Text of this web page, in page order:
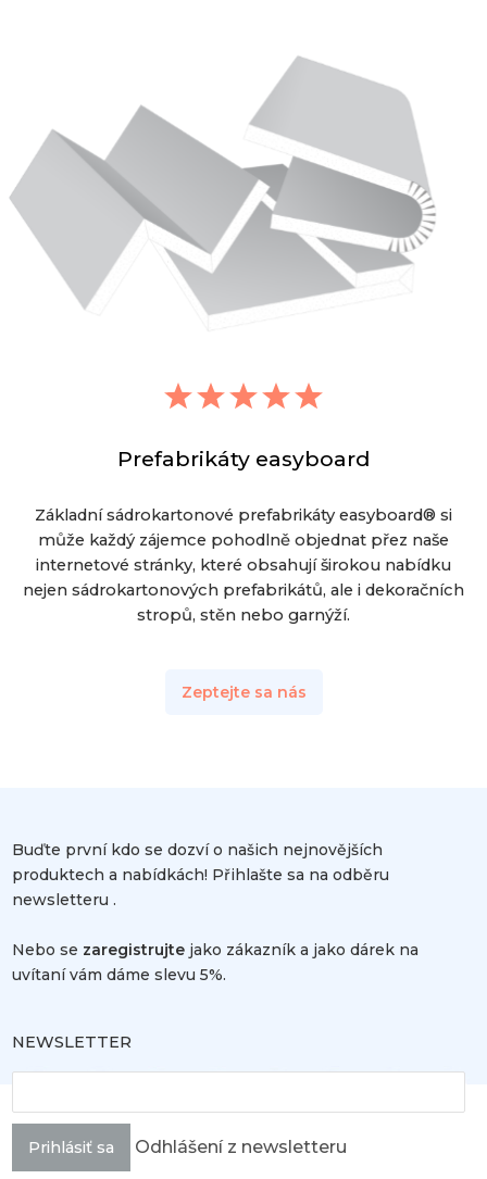
Prefabrikáty easyboard
Základní sádrokartonové prefabrikáty easyboard® si
může každý zájemce pohodlně objednat přez naše
internetové stránky, které obsahují širokou nabídku
nejen sádrokartonových prefabrikátů, ale i dekoračních
stropů, stěn nebo garnýží.
Zeptejte sa nás
Buďte první kdo se dozví o našich nejnovějších
produktech a nabídkách! Přihlašte sa na odběru
newsletteru .
Nebo se zaregistrujte jako zákazník a jako dárek na
uvítaní vám dáme slevu 5%.
NEWSLETTER
Prihlásiť sa Odhlášení z newsletteru